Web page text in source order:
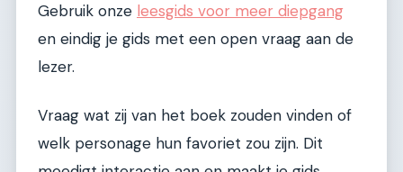
Gebruik onze leesgids voor meer diepgang
en eindig je gids met een open vraag aan de
lezer.
Vraag wat zij van het boek zouden vinden of
welk personage hun favoriet zou zijn. Dit